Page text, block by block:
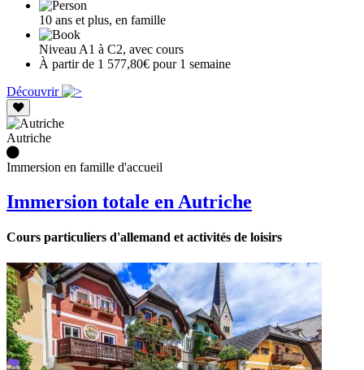
10 ans et plus, en famille
Niveau A1 à C2, avec cours
À partir de 1 577,80€ pour 1 semaine
Découvrir
Autriche
Immersion en famille d'accueil
Immersion totale en Autriche
Cours particuliers d'allemand et activités de loisirs